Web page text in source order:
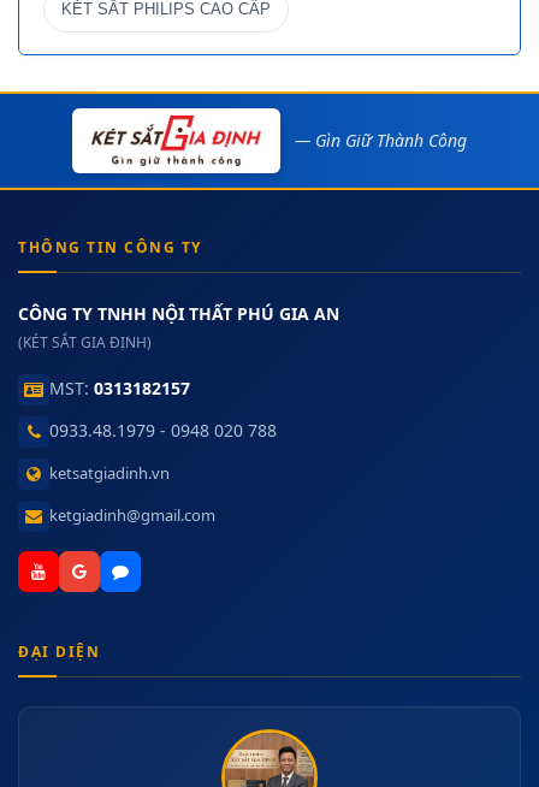
KÉT SẮT PHILIPS CAO CẤP
— Gìn Giữ Thành Công
THÔNG TIN CÔNG TY
CÔNG TY TNHH NỘI THẤT PHÚ GIA AN
(KÉT SẮT GIA ĐỊNH)
MST: 0313182157
0933.48.1979 - 0948 020 788
ketsatgiadinh.vn
ketgiadinh@gmail.com
ĐẠI DIỆN